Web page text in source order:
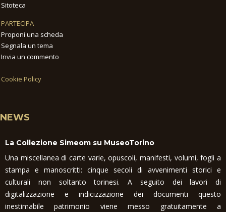
Sitoteca
PARTECIPA
Proponi una scheda
Segnala un tema
Invia un commento
Cookie Policy
NEWS
La Collezione Simeom su MuseoTorino
Una miscellanea di carte varie, opuscoli, manifesti, volumi, fogli a
stampa e manoscritti: cinque secoli di avvenimenti storici e
culturali non soltanto torinesi. A seguito dei lavori di
digitalizzazione e indicizzazione dei documenti questo
inestimabile patrimonio viene messo gratuitamente a